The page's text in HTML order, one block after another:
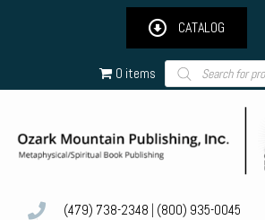
CATALOG
0 items Products
search
(479) 738-2348 (800) 935-0045